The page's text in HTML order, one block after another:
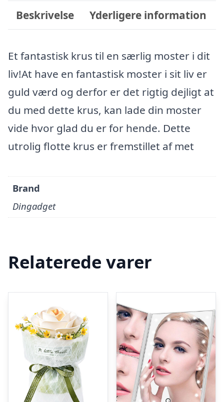
Beskrivelse Yderligere information
Et fantastisk krus til en særlig moster i dit
liv!At have en fantastisk moster i sit liv er
guld værd og derfor er det rigtig dejligt at
du med dette krus, kan lade din moster
vide hvor glad du er for hende. Dette
utrolig flotte krus er fremstillet af met
Brand
Dingadget
Relaterede varer